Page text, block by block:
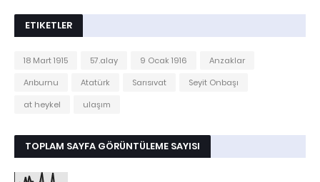
ETIKETLER
18 Mart 1915 57.alay 9 Ocak 1916
Anzaklar
Arıburnu
Atatürk Sarısıvat
Seyit Onbaşı
at heykel
ulaşım
TOPLAM SAYFA GÖRÜNTÜLEME SAYISI